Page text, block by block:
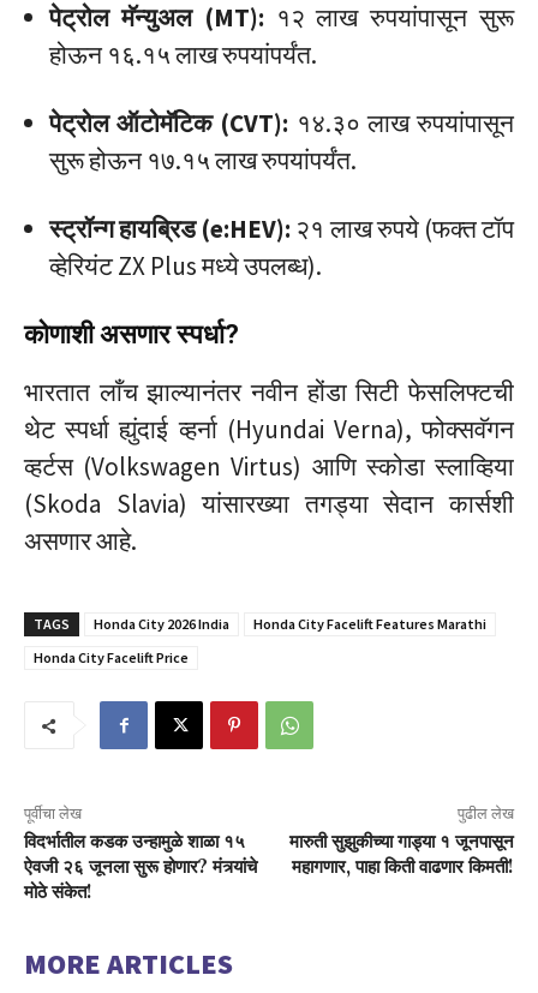
पेट्रोल मॅन्युअल (MT): १२ लाख रुपयांपासून सुरू
होऊन १६.१५ लाख रुपयांपर्यंत.
पेट्रोल ऑटोमॅटिक (CVT): १४.३० लाख रुपयांपासून
सुरू होऊन १७.१५ लाख रुपयांपर्यंत.
स्ट्रॉन्ग हायब्रिड (e:HEV): २१ लाख रुपये (फक्त टॉप
व्हेरियंट ZX Plus मध्ये उपलब्ध).
कोणाशी असणार स्पर्धा?
भारतात लाँच झाल्यानंतर नवीन होंडा सिटी फेसलिफ्टची
थेट स्पर्धा ह्युंदाई व्हर्ना (Hyundai Verna), फोक्सवॅगन
व्हर्टस (Volkswagen Virtus) आणि स्कोडा स्लाव्हिया
(Skoda Slavia) यांसारख्या तगड्या सेदान कार्सशी
असणार आहे.
TAGS Honda City 2026 India
Honda City Facelift Features Marathi
Honda City Facelift Price
पूर्वीचा लेख
विदर्भातील कडक उन्हामुळे शाळा १५
ऐवजी २६ जूनला सुरू होणार? मंत्र्यांचे
मोठे संकेत!
पुढील लेख
मारुती सुझुकीच्या गाड्या १ जूनपासून
महागणार, पाहा किती वाढणार किमती!
MORE ARTICLES